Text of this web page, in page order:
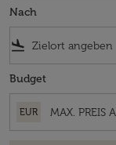
Nach
flight_land
Budget
EUR